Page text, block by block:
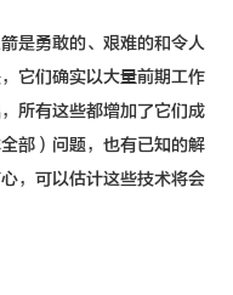
它们确实以大量前期工作
所有这些都增加了它们成
部）问题，也有已知的解
，可以估计这些技术将会